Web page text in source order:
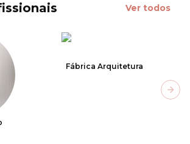
Ver todos
Fábrica Arquitetura